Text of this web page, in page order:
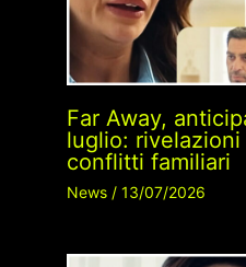
Far Away,
luglio:
conflitti familiari
News/ 13/07/2026